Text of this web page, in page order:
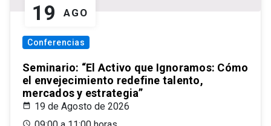
19 AGO
Conferencias
Seminario: “El Activo que Ignoramos: Cómo
el envejecimiento redefine talento,
mercados y estrategia”
19 de Agosto de 2026